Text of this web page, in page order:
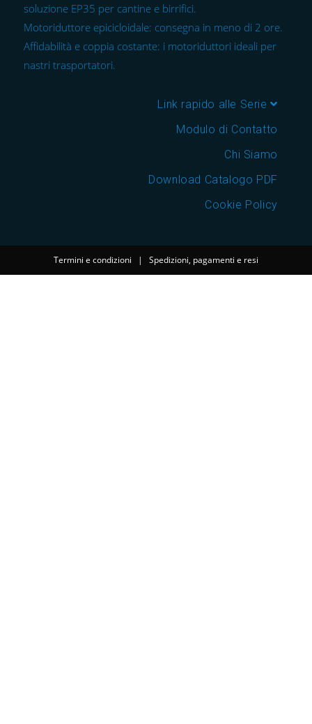
soluzione EP35 per cantine e birrifici.
Motoriduttore epicicloidale: consegna in meno di 2 ore.
Affidabilità e coppia costante: i motoriduttori ideali per
nastri trasportatori.
Link rapido alle Serie
Modulo di Contatto
Chi Siamo
Download Catalogo PDF
Cookie Policy
Termini e condizioni | Spedizioni, pagamenti e resi